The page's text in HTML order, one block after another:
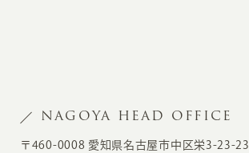
NAGOYA HEAD OFFICE
〒460-0008 愛知県名古屋市中区栄3-23-23